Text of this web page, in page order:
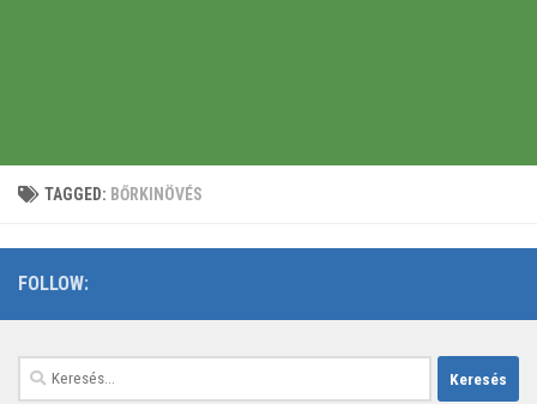
TAGGED: BŐRKINÖVÉS
FOLLOW:
Keresés: